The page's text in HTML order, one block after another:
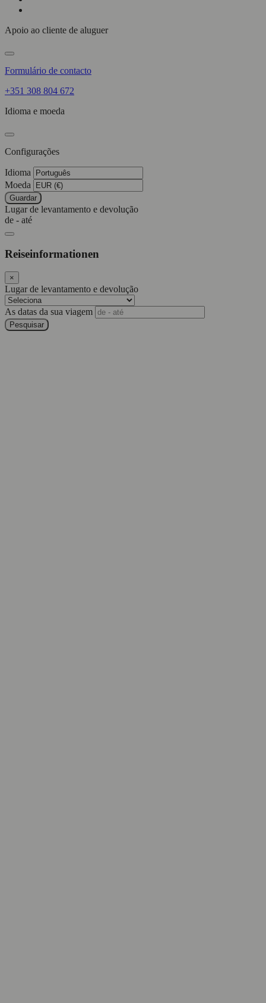
Apoio ao cliente de aluguer
Formulário de contacto
+351 308 804 672
Idioma e moeda
Configurações
Idioma
Moeda
Guardar
Lugar de levantamento e devolução
de - até
Reiseinformationen
×
Lugar de levantamento e devolução
As datas da sua viagem
Pesquisar